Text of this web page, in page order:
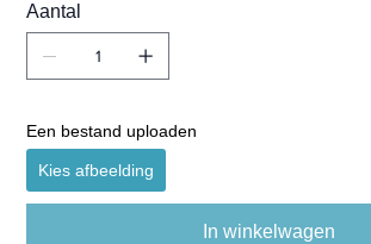
Aantal
Een bestand uploaden
Kies afbeelding
In winkelwagen